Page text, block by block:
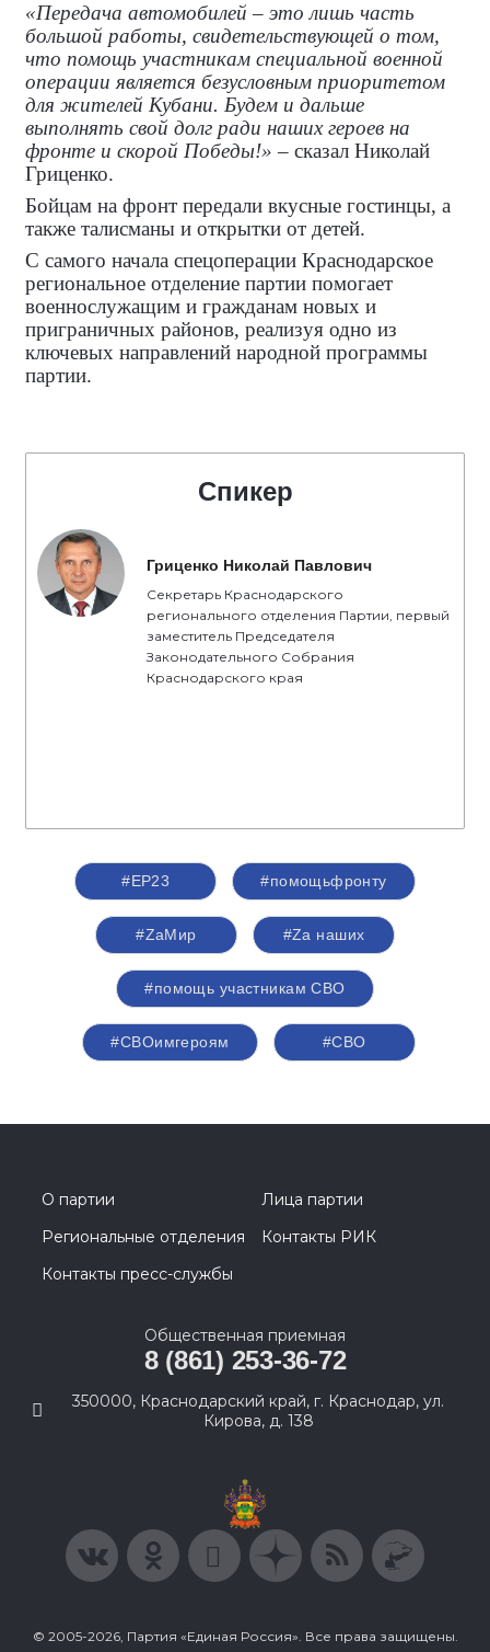
«Передача автомобилей – это лишь часть
большой работы, свидетельствующей о том,
что помощь участникам специальной военной
операции является безусловным приоритетом
для жителей Кубани. Будем и дальше
выполнять свой долг ради наших героев на
фронте и скорой Победы!» – сказал Николай
Гриценко.
Бойцам на фронт передали вкусные гостинцы, а
также талисманы и открытки от детей.
С самого начала спецоперации Краснодарское
региональное отделение партии помогает
военнослужащим и гражданам новых и
приграничных районов, реализуя одно из
ключевых направлений народной программы
партии.
Спикер
Гриценко Николай Павлович
Секретарь Краснодарского
регионального отделения Партии, первый
заместитель Председателя
Законодательного Собрания
Краснодарского края
#ЕР23 #помощьфронту
#ZаМир #Zа наших
#помощь участникам СВО
#СВОимгероям #СВО
О партии
Лица партии
Региональные отделения
Контакты РИК
Контакты пресс-службы
Общественная приемная
8 (861) 253-36-72
350000, Краснодарский край, г. Краснодар, ул.
Кирова, д. 138
© 2005-2026, Партия «Единая Россия». Все права защищены.